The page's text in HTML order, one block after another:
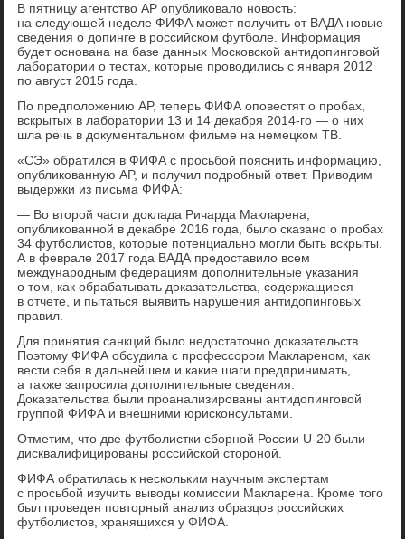
В пятницу агентство AP опубликовало новость:
на следующей неделе ФИФА может получить от ВАДА новые
сведения о допинге в российском футболе. Информация
будет основана на базе данных Московской антидопинговой
лаборатории о тестах, которые проводились с января 2012
по август 2015 года.
По предположению AP, теперь ФИФА оповестят о пробах,
вскрытых в лаборатории 13 и 14 декабря 2014-го — о них
шла речь в документальном фильме на немецком ТВ.
«СЭ» обратился в ФИФА с просьбой пояснить информацию,
опубликованную AP, и получил подробный ответ. Приводим
выдержки из письма ФИФА:
— Во второй части доклада Ричарда Макларена,
опубликованной в декабре 2016 года, было сказано о пробах
34 футболистов, которые потенциально могли быть вскрыты.
А в феврале 2017 года ВАДА предоставило всем
международным федерациям дополнительные указания
о том, как обрабатывать доказательства, содержащиеся
в отчете, и пытаться выявить нарушения антидопинговых
правил.
Для принятия санкций было недостаточно доказательств.
Поэтому ФИФА обсудила с профессором Маклареном, как
вести себя в дальнейшем и какие шаги предпринимать,
а также запросила дополнительные сведения.
Доказательства были проанализированы антидопинговой
группой ФИФА и внешними юрисконсультами.
Отметим, что две футболистки сборной России U-20 были
дисквалифицированы российской стороной.
ФИФА обратилась к нескольким научным экспертам
с просьбой изучить выводы комиссии Макларена. Кроме того
был проведен повторный анализ образцов российских
футболистов, хранящихся у ФИФА.